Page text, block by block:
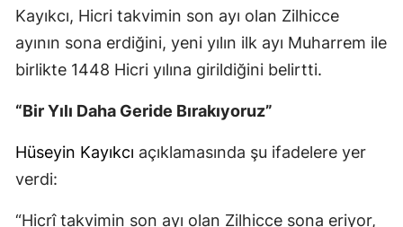
Kayıkcı, Hicri takvimin son ayı olan Zilhicce
ayının sona erdiğini, yeni yılın ilk ayı Muharrem ile
birlikte 1448 Hicri yılına girildiğini belirtti.
“Bir Yılı Daha Geride Bırakıyoruz”
Hüseyin Kayıkcı açıklamasında şu ifadelere yer
verdi:
“Hicrî takvimin son ayı olan Zilhicce sona eriyor,